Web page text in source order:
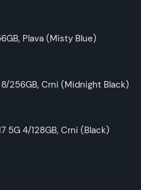
Plava (Misty Blue)
256GB, Crni (Midnight Black)
5G 4/128GB, Crni (Black)